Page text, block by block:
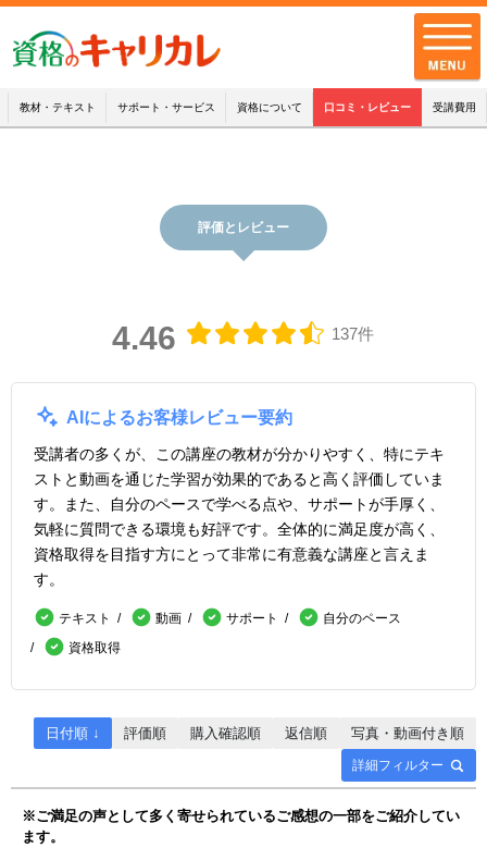
キャリカレの品質
キャリカレの サポート・サービス
お問い合わせ
配送・支払・返品について
資料請求 受講申し込み
教材・テキスト サポート・サービス 資格について 口コミ・レビュー 受講費用
評価とレビュー
4.46 137件
AIによるお客様レビュー要約
受講者の多くが、この講座の教材が分かりやすく、特にテキ
ストと動画を通じた学習が効果的であると高く評価していま
す。また、自分のペースで学べる点や、サポートが手厚く、
気軽に質問できる環境も好評です。全体的に満足度が高く、
資格取得を目指す方にとって非常に有意義な講座と言えま
す。
テキスト 動画 サポート
自分のペース
資格取得
詳細フィルター
日付順 ↓ 評価順 購入確認順 返信順 写真・動画付き順
※ご満足の声として多く寄せられているご感想の一部をご紹介してい
ます。